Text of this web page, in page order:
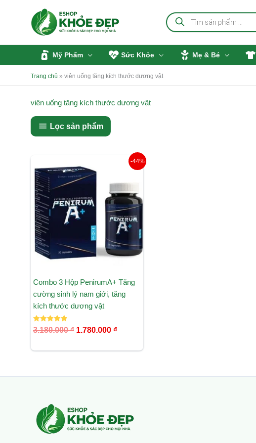
Tìm
kiếm
sản
Mỹ Phẩm Sức Khỏe Mẹ & Bé
Trang chủ » viên uống tăng kích thước dương vật
viên uống tăng kích thước dương vật
Lọc sản phẩm
-44%
Combo 3 Hộp PenirumA+ Tăng
cường sinh lý nam giới, tăng
kích thước dương vật
Được xếp
hạng
3.180.000₫
gốc
là:
3.180.000 ₫.
1.780.000 ₫
Giá
hiện
1.780.000 ₫.